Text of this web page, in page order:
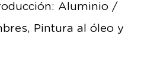
Aluminio /
Pintura al óleo y